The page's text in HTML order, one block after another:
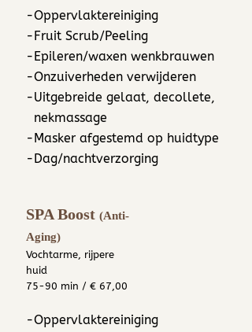
-Oppervlaktereiniging
-Fruit Scrub/Peeling
-Epileren/waxen wenkbrauwen
-Onzuiverheden verwijderen
-Uitgebreide gelaat, decollete,
nekmassage
-Masker afgestemd op huidtype
-Dag/nachtverzorging
SPA Boost (Anti-
Aging​)
Vochtarme, rijpere
huid
75-90 min / € 67,00
-Oppervlaktereiniging